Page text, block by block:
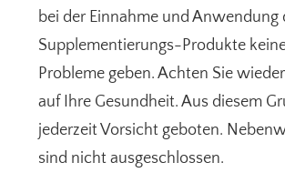
bei der Einnahme und Anwendung
Supplementierungs-Produkte
Probleme geben. Achten Sie
auf Ihre Gesundheit. Aus diesem
jederzeit Vorsicht geboten.
sind nicht ausgeschlossen.